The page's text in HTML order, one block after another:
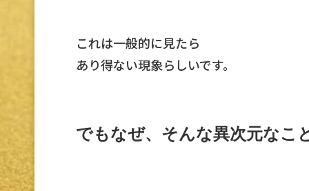
これは一般的に見たら
あり得ない現象らしいです。
でもなぜ、そんな異次元なこ